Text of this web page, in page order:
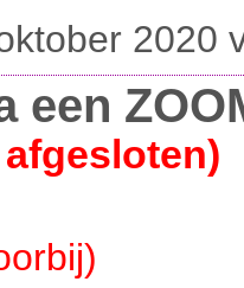
2020
een